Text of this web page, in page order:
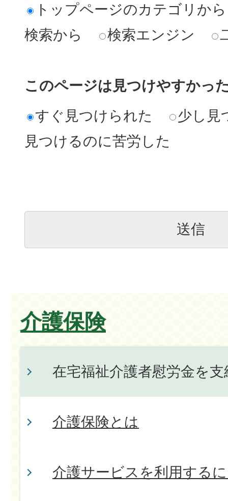
トップページのカテゴリから
検索から
検索エンジン
このページは見つけやすかっ
すぐ見つけられた
少し見
見つけるのに苦労した
介護保険
在宅福祉介護者慰労金を
介護保険とは
介護サービスを利用する